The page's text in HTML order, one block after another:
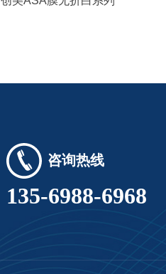
咨询热线
135-6988-6968